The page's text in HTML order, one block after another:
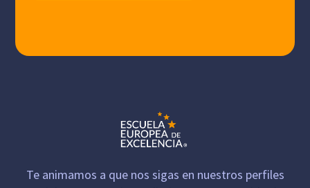
Te animamos a que nos sigas en nuestros perfiles